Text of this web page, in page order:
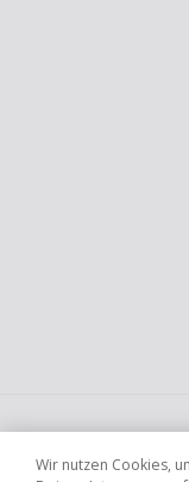
Wir nutzen Cookies,